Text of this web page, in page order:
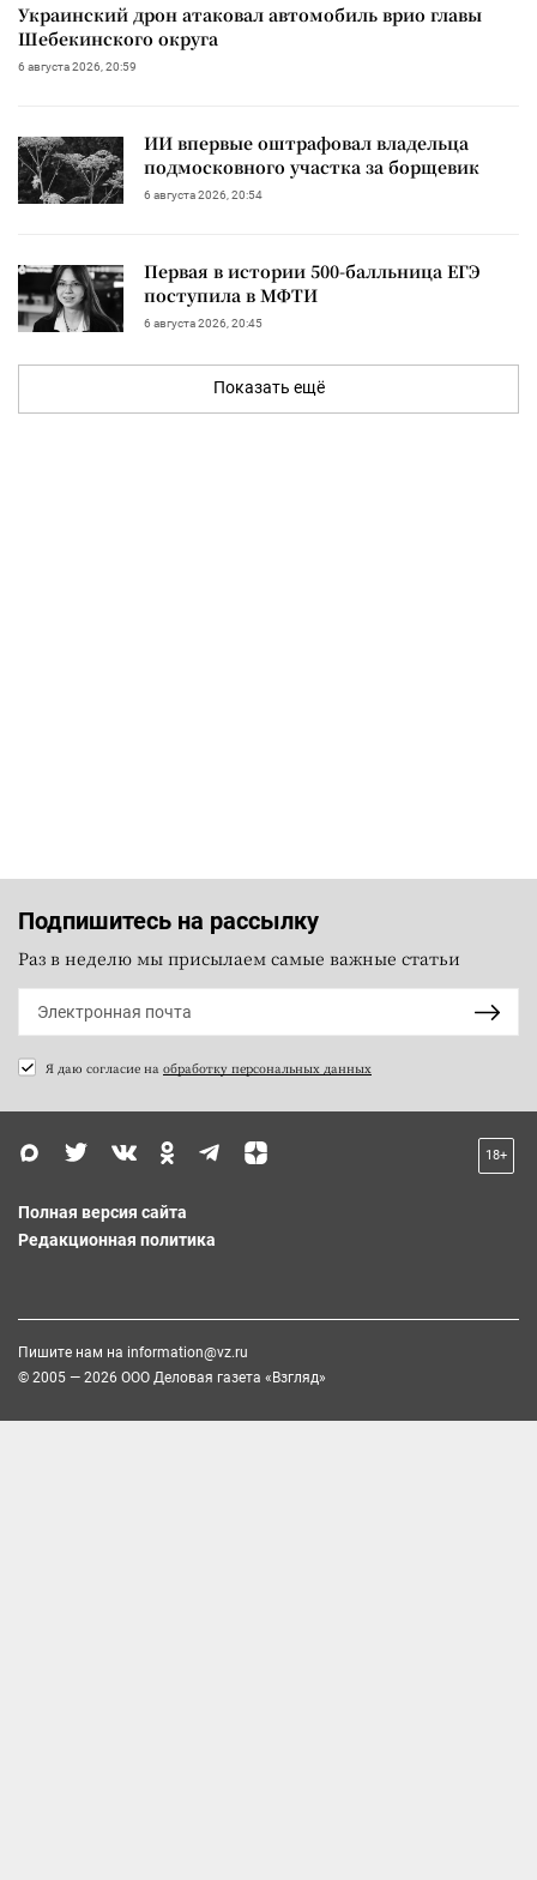
Украинский дрон атаковал автомобиль врио главы
Шебекинского округа
6 августа 2026, 20:59
ИИ впервые оштрафовал владельца
подмосковного участка за борщевик
6 августа 2026, 20:54
Первая в истории 500-балльница ЕГЭ
поступила в МФТИ
6 августа 2026, 20:45
Показать ещё
Подпишитесь на рассылку
Раз в неделю мы присылаем самые важные статьи
Я даю согласие на обработку персональных данных
18+
Полная версия сайта
Редакционная политика
Пишите нам на information@vz.ru
© 2005 — 2026 ООО Деловая газета «Взгляд»